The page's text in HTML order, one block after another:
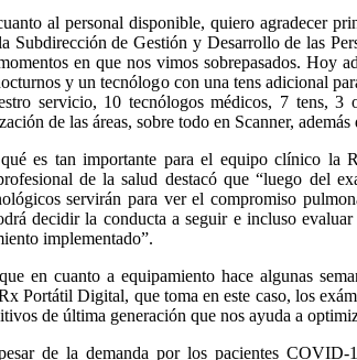
al personal disponible, quiero agradecer
Subdirección de Gestión y Desarrollo de las
en que nos vimos sobrepasados. Hoy
y un tecnólogo con una tens adicional
servicio, 10 tecnólogos médicos, 7 tens,
de las áreas, sobre todo en Scanner,
es tan importante para el equipo clínico la
de la salud destacó que “luego del
servirán para ver el compromiso
decidir la conducta a seguir e incluso
implementado”.
en cuanto a equipamiento hace algunas
Portátil Digital, que toma en este caso, los
de última generación que nos ayuda a
de la demanda por los pacientes COVID-